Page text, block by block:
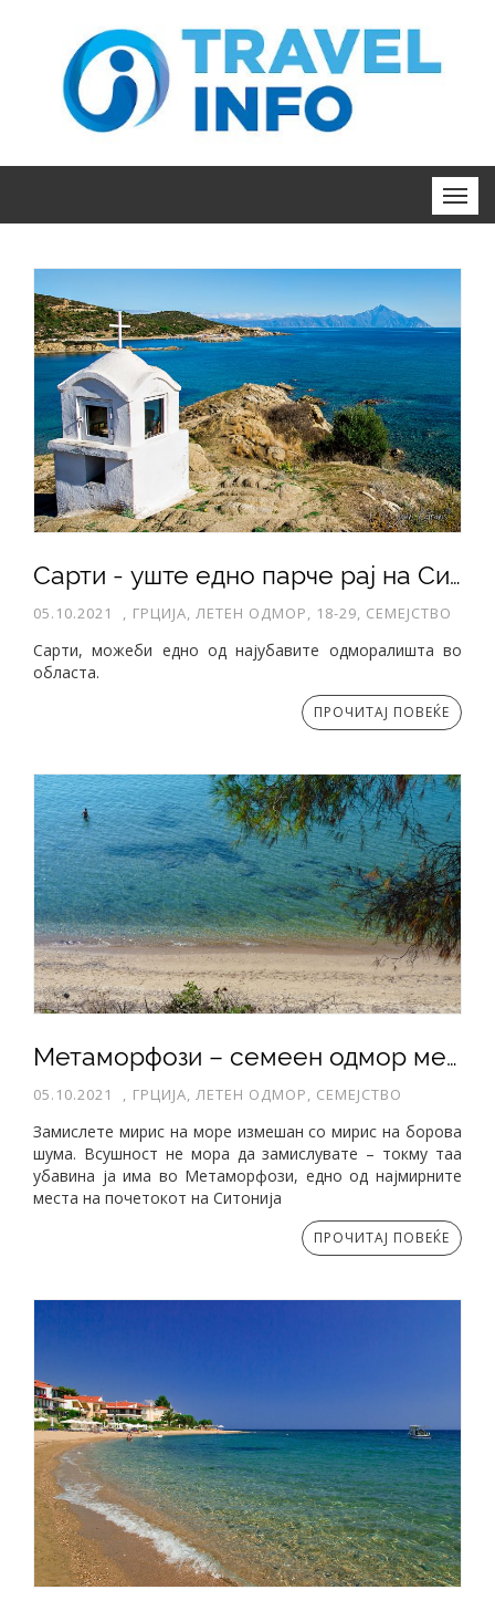
Сарти - уште едно парче рај на Ситонија
05.10.2021 , ГРЦИЈА, ЛЕТЕН ОДМОР, 18-29, СЕМЕЈСТВО
Сарти, можеби едно од најубавите одморалишта во
областа.
ПРОЧИТАЈ ПОВЕЌЕ
Метаморфози – семеен одмор меѓу морето и мирисот на боровите
05.10.2021 , ГРЦИЈА, ЛЕТЕН ОДМОР, СЕМЕЈСТВО
Замислете мирис на море измешан со мирис на борова
шума. Всушност не мора да замислувате – токму таа
убавина ја има во Метаморфози, едно од најмирните
места на почетокот на Ситонија
ПРОЧИТАЈ ПОВЕЌЕ